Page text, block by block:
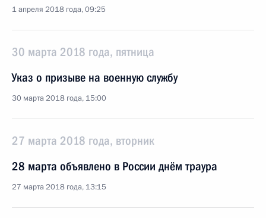
1 апреля 2018 года, 09:25
30 марта 2018 года, пятница
Указ о призыве на военную службу
30 марта 2018 года, 15:00
27 марта 2018 года, вторник
28 марта объявлено в России днём траура
27 марта 2018 года, 13:15